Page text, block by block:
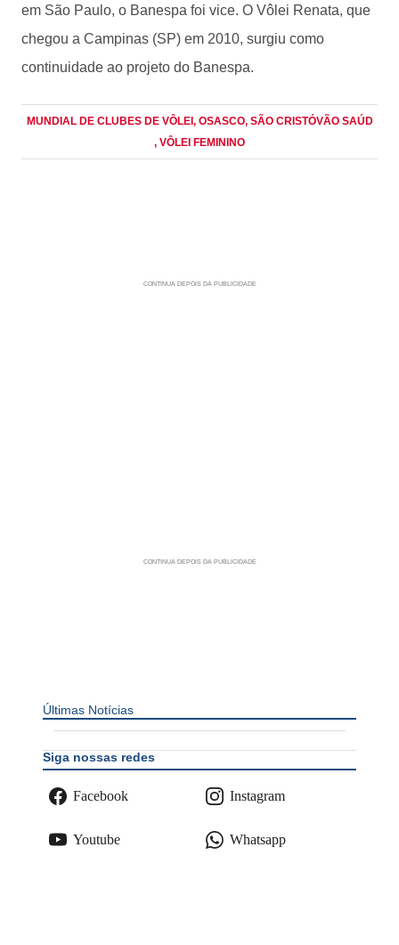
em São Paulo, o Banespa foi vice. O Vôlei Renata, que
chegou a Campinas (SP) em 2010, surgiu como
continuidade ao projeto do Banespa.
MUNDIAL DE CLUBES DE VÔLEI, OSASCO, SÃO CRISTÓVÃO SAÚD
, VÔLEI FEMININO
Últimas Notícias
Siga nossas redes
Facebook Instagram
Youtube Whatsapp